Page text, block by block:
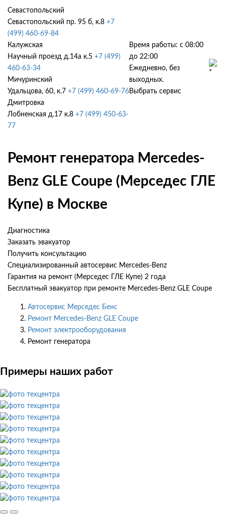
Севастопольский
Севастопольский пр. 95 б, к.8 +7
(499) 460-69-84
Калужская
Научный проезд д.14а к.5 +7 (499)
460-63-34
Мичуринский
Удальцова, 60, к.7 +7 (499) 460-69-76
Дмитровка
Лобненская д.17 к.8 +7 (499) 450-63-
77
Время работы: с 08:00
до 22:00
Ежедневно, без
выходных.
Выбрать сервис
Ремонт генератора Mercedes-
Benz GLE Coupe (Мерседес ГЛЕ
Купе) в Москве
Диагностика
Заказать эвакуатор
Получить консультацию
Специализированный автосервис Mercedes-Benz
Гарантия на ремонт (Мерседес ГЛЕ Купе) 2 года
Бесплатный эвакуатор при ремонте Mercedes-Benz GLE Coupe
Автосервис Мерседес Бенс
Ремонт Mercedes-Benz GLE Coupe
Ремонт электрооборудования
Ремонт генератора
Примеры наших работ